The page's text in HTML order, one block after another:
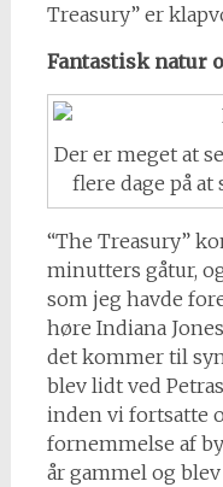
Treasury” er
Fantastisk natur
Der er meget at
flere dage på at
“The Treasury”
minutters gåtur,
som jeg havde
høre Indiana
det kommer til
blev lidt ved
inden vi fortsatte
fornemmelse af
år gammel og